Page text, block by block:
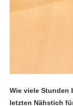
Wie viele Stunden
letzten Nähstich